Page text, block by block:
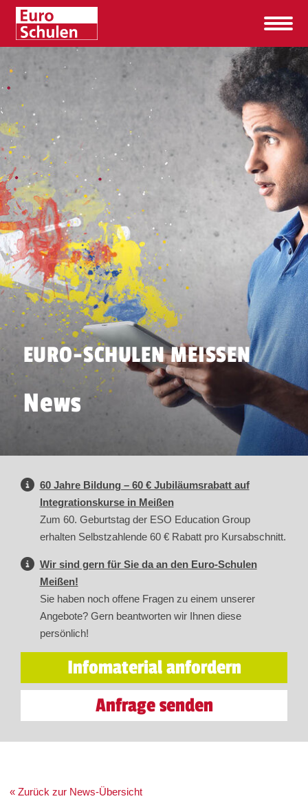
EURO-SCHULEN MEISSEN
News
60 Jahre Bildung – 60 € Jubiläumsrabatt auf
Integrationskurse in Meißen
Zum 60. Geburtstag der ESO Education Group
erhalten Selbstzahlende 60 € Rabatt pro Kursabschnitt.
Wir sind gern für Sie da an den Euro-Schulen
Meißen!
Sie haben noch offene Fragen zu einem unserer
Angebote? Gern beantworten wir Ihnen diese
persönlich!
Infomaterial anfordern
Anfrage senden
« Zurück zur News-Übersicht